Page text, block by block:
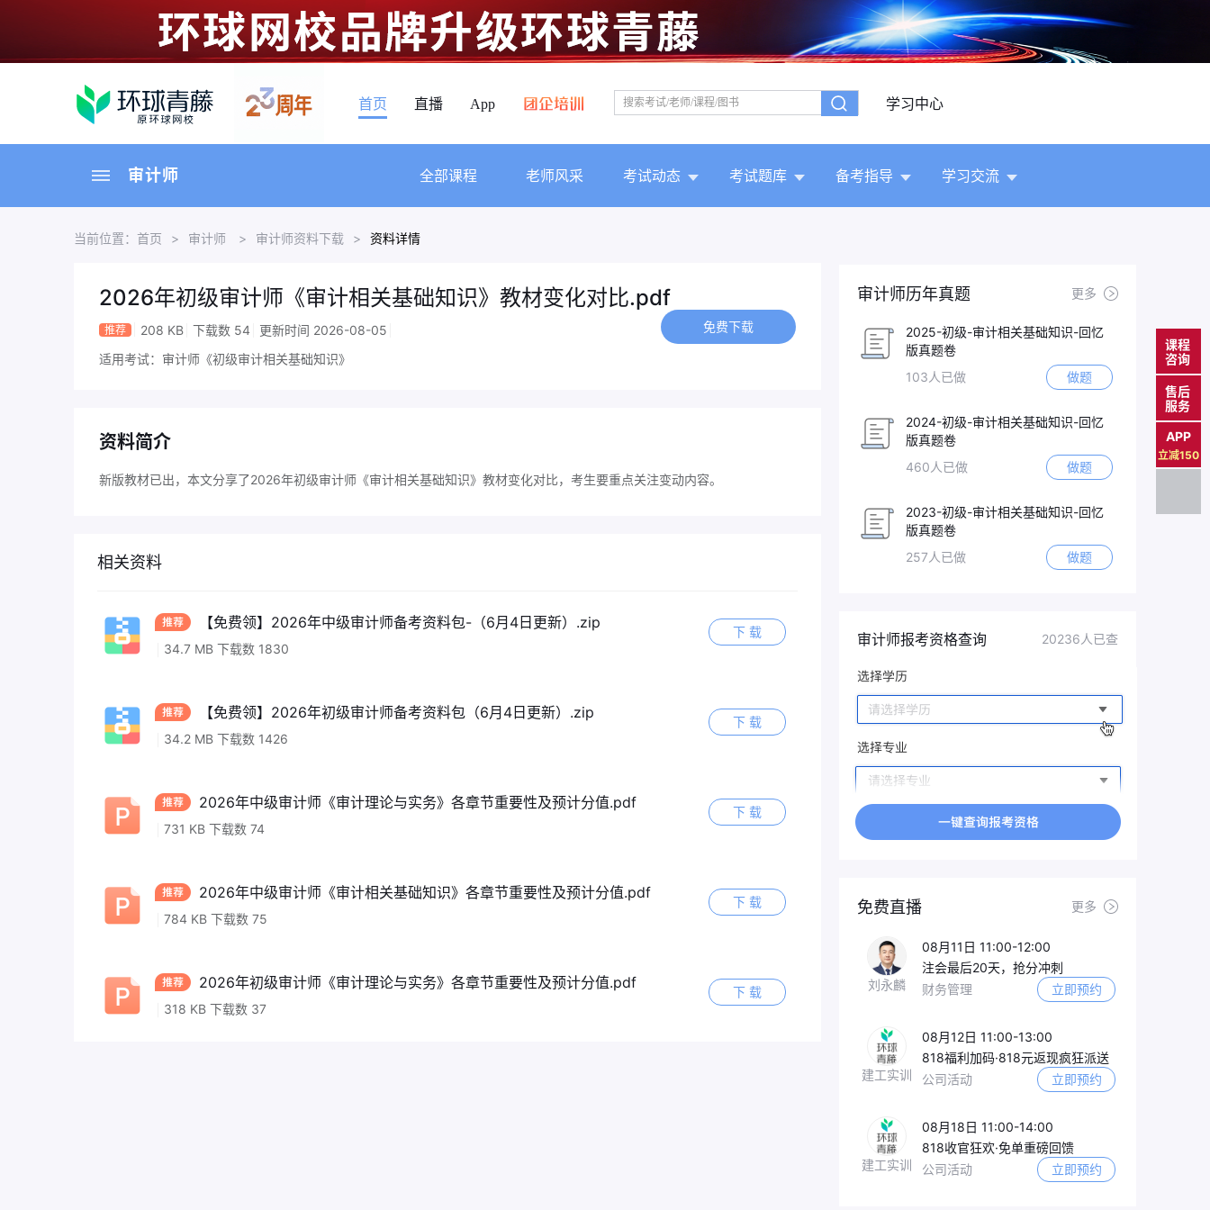
首页 直播 App 学习中心
审计师 全部课程 老师风采 考试动态 考试题库 备考指导 学习交流
审计师历年真题 更多
2025-初级-审计相关基础知识-回忆
版真题卷
103人已做
做题
2024-初级-审计相关基础知识-回忆
版真题卷
460人已做
做题
2023-初级-审计相关基础知识-回忆
版真题卷
257人已做
做题
审计师报考资格查询 20236人已查
免费直播 更多
刘永麟
08月11日 11:00-12:00
注会最后20天，抢分冲刺
财务管理
立即预约
建工实训
08月12日 11:00-13:00
818福利加码·818元返现疯狂派送
公司活动
立即预约
建工实训
08月18日 11:00-14:00
818收官狂欢·免单重磅回馈
公司活动
立即预约
当前位置： 首页 > 审计师 > 审计师资料下载 > 资料详情
2026年初级审计师《审计相关基础知识》教材变化对比.pdf
推荐 208 KB 下载数 54
更新时间 2026-08-05
适用考试：审计师《初级审计相关基础知识》
免费下载
资料简介
新版教材已出，本文分享了2026年初级审计师《审计相关基础知识》教材变化对比，考生要重点关注变动内容。
相关资料
【免费领】2026年中级审计师备考资料包-（6月4日更新）.zip
34.7 MB 下载数 1830
下 载
【免费领】2026年初级审计师备考资料包（6月4日更新）.zip
34.2 MB 下载数 1426
下 载
2026年中级审计师《审计理论与实务》各章节重要性及预计分值.pdf
731 KB 下载数 74
下 载
2026年中级审计师《审计相关基础知识》各章节重要性及预计分值.pdf
784 KB 下载数 75
下 载
2026年初级审计师《审计理论与实务》各章节重要性及预计分值.pdf
318 KB 下载数 37
下 载
课程
咨询
售后
服务
APP
立减150